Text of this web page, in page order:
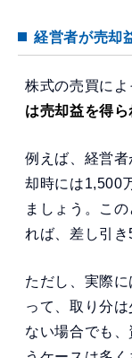
経営者が売却
株式の売買に
は売却益を得ら
例えば、経営
却時には1,500
ましょう。こ
れば、差し引き
ただし、実際
って、取り分
ない場合でも